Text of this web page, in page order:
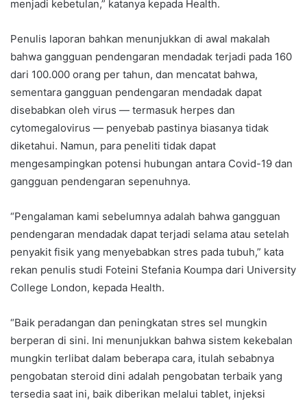
menjadi kebetulan,” katanya kepada Health.
Penulis laporan bahkan menunjukkan di awal makalah
bahwa gangguan pendengaran mendadak terjadi pada 160
dari 100.000 orang per tahun, dan mencatat bahwa,
sementara gangguan pendengaran mendadak dapat
disebabkan oleh virus — termasuk herpes dan
cytomegalovirus — penyebab pastinya biasanya tidak
diketahui. Namun, para peneliti tidak dapat
mengesampingkan potensi hubungan antara Covid-19 dan
gangguan pendengaran sepenuhnya.
“Pengalaman kami sebelumnya adalah bahwa gangguan
pendengaran mendadak dapat terjadi selama atau setelah
penyakit fisik yang menyebabkan stres pada tubuh,” kata
rekan penulis studi Foteini Stefania Koumpa dari University
College London, kepada Health.
“Baik peradangan dan peningkatan stres sel mungkin
berperan di sini. Ini menunjukkan bahwa sistem kekebalan
mungkin terlibat dalam beberapa cara, itulah sebabnya
pengobatan steroid dini adalah pengobatan terbaik yang
tersedia saat ini, baik diberikan melalui tablet, injeksi